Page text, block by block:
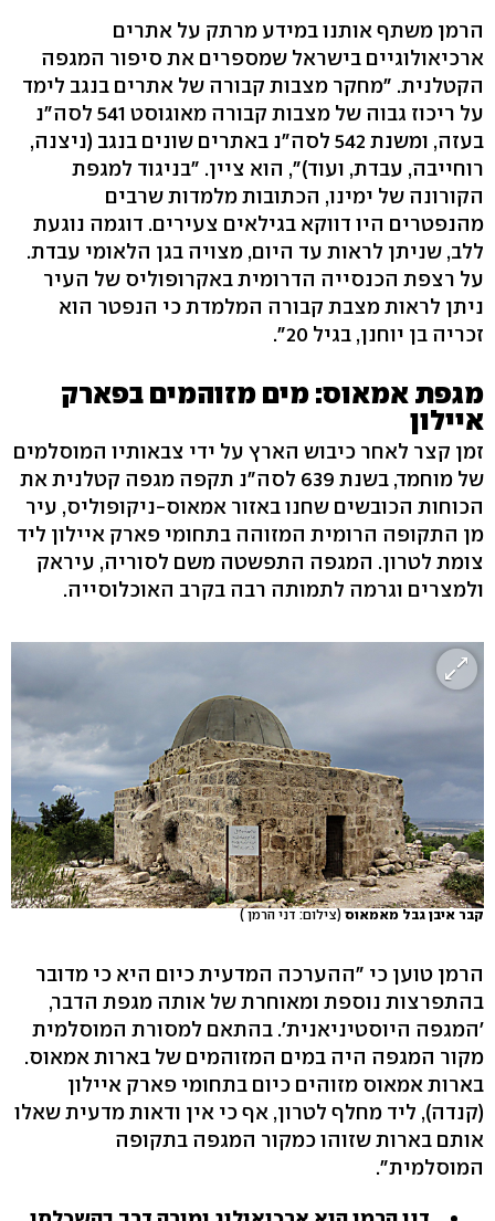
הרמן משתף אותנו במידע מרתק על אתרים
ארכיאולוגיים בישראל שמספרים את סיפור המגפה
הקטלנית. "מחקר מצבות קבורה של אתרים בנגב לימד
על ריכוז גבוה של מצבות קבורה מאוגוסט 541 לסה"נ
בעזה, ומשנת 542 לסה"נ באתרים שונים בנגב (ניצנה,
רוחייבה, עבדת, ועוד)", הוא ציין. "בניגוד למגפת
הקורונה של ימינו, הכתובות מלמדות שרבים
מהנפטרים היו דווקא בגילאים צעירים. דוגמה נוגעת
ללב, שניתן לראות עד היום, מצויה בגן הלאומי עבדת.
על רצפת הכנסייה הדרומית באקרופוליס של העיר
ניתן לראות מצבת קבורה המלמדת כי הנפטר הוא
זכריה בן יוחנן, בגיל 20".
מגפת אמאוס: מים מזוהמים בפארק
איילון
זמן קצר לאחר כיבוש הארץ על ידי צבאותיו המוסלמים
של מוחמד, בשנת 639 לסה"נ תקפה מגפה קטלנית את
הכוחות הכובשים שחנו באזור אמאוס-ניקופוליס, עיר
מן התקופה הרומית המזוהה בתחומי פארק איילון ליד
צומת לטרון. המגפה התפשטה משם לסוריה, עיראק
ולמצרים וגרמה לתמותה רבה בקרב האוכלוסייה.
קבר איבן גבל מאמאוס(צילום: דני הרמן )
הרמן טוען כי "ההערכה המדעית כיום היא כי מדובר
בהתפרצות נוספת ומאוחרת של אותה מגפת הדבר,
'המגפה היוסטיניאנית'. בהתאם למסורת המוסלמית
מקור המגפה היה במים המזוהמים של בארות אמאוס.
בארות אמאוס מזוהים כיום בתחומי פארק איילון
(קנדה), ליד מחלף לטרון, אף כי אין ודאות מדעית שאלו
אותם בארות שזוהו כמקור המגפה בתקופה
המוסלמית".